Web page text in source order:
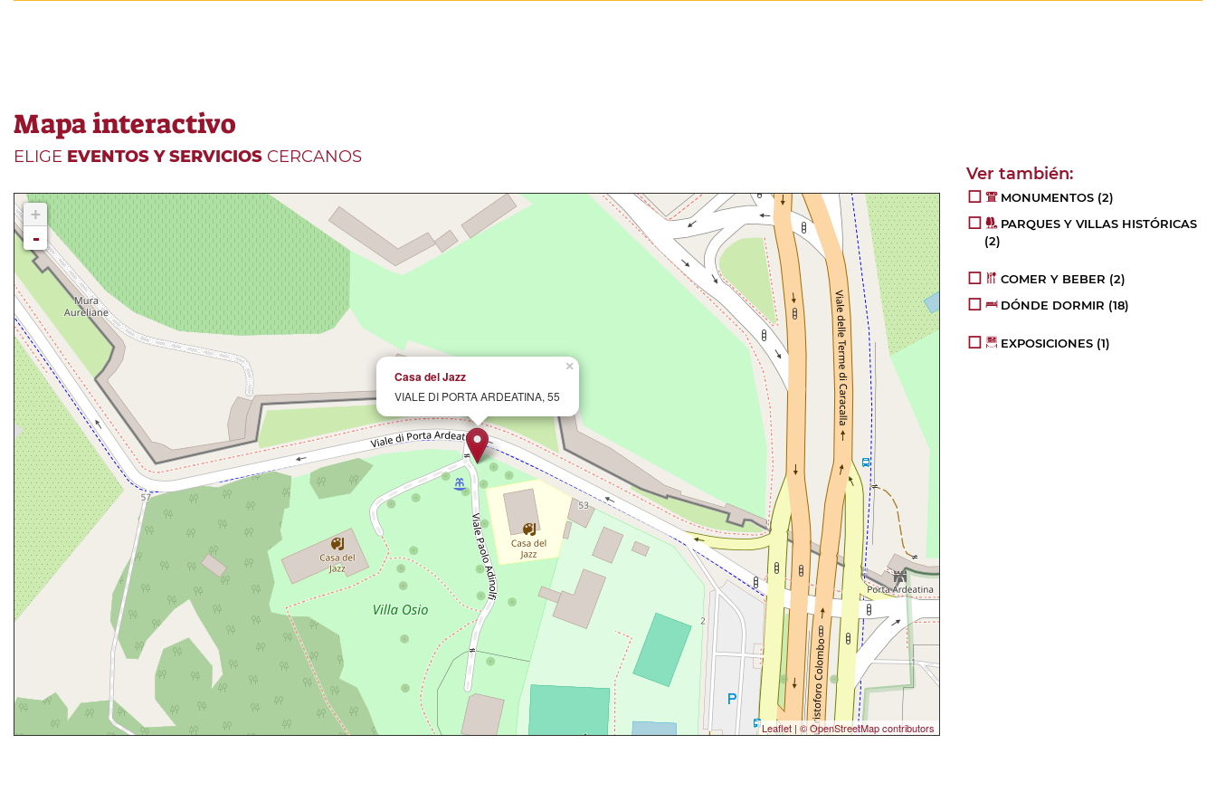
Mapa interactivo
ELIGE EVENTOS Y SERVICIOS CERCANOS
×
Casa del Jazz
VIALE DI PORTA ARDEATINA, 55
+
-
Leaflet | © OpenStreetMap contributors
MONUMENTOS (2)
PARQUES Y VILLAS HISTÓRICAS
(2)
COMER Y BEBER (2)
DÓNDE DORMIR (18)
EXPOSICIONES (1)